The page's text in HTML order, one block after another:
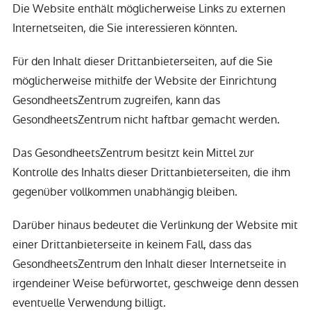
Die Website enthält möglicherweise Links zu externen
Internetseiten, die Sie interessieren könnten.
Für den Inhalt dieser Drittanbieterseiten, auf die Sie
möglicherweise mithilfe der Website der Einrichtung
GesondheetsZentrum zugreifen, kann das
GesondheetsZentrum nicht haftbar gemacht werden.
Das GesondheetsZentrum besitzt kein Mittel zur
Kontrolle des Inhalts dieser Drittanbieterseiten, die ihm
gegenüber vollkommen unabhängig bleiben.
Darüber hinaus bedeutet die Verlinkung der Website mit
einer Drittanbieterseite in keinem Fall, dass das
GesondheetsZentrum den Inhalt dieser Internetseite in
irgendeiner Weise befürwortet, geschweige denn dessen
eventuelle Verwendung billigt.